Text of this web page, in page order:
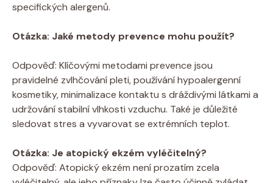
specifických alergenů.
Otázka: Jaké ⁢metody prevence‌ mohu použít?
Odpověď: Klíčovými metodami⁣ prevence jsou
pravidelné zvlhčování pleti, ‍používání hypoalergenní
kosmetiky, minimalizace ⁣kontaktu s​ dráždivými látkami a
‌udržování stabilní⁤ vlhkosti vzduchu.⁤ Také je důležité
sledovat stres a vyvarovat se extrémních teplot.
Otázka: Je ⁢atopický ekzém ​vyléčitelný?
Odpověď:⁢ Atopický ekzém není prozatím zcela